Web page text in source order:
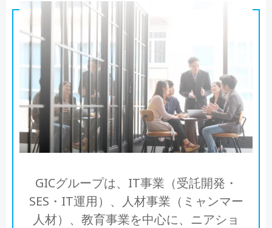
GICグループは、IT事業（受託開発・
SES・IT運用）、人材事業（ミャンマー
人材）、教育事業を中心に、ニアショ